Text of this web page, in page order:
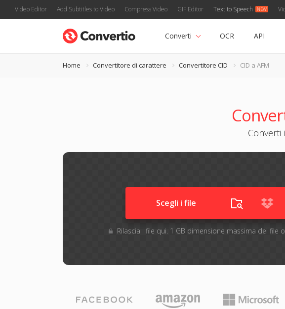
Video Editor Add Subtitles to Video Compress Video GIF Editor Text to Speech
Converti OCR API
Home Convertitore di carattere Convertitore CID CID a AFM
Converti
Scegli i file
Rilascia i file qui. 1 GB dimensione massima del file